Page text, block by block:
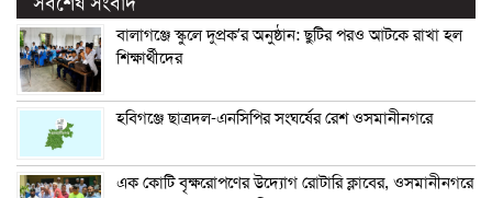
বালাগঞ্জে স্কুলে দুপ্রক’র অনুষ্ঠান: ছুটির পরও আটকে রাখা হল
শিক্ষার্থীদের
হবিগঞ্জে ছাত্রদল-এনসিপির সংঘর্ষের রেশ ওসমানীনগরে
এক কোটি বৃক্ষরোপণের উদ্যোগ রোটারি ক্লাবের, ওসমানীনগরে